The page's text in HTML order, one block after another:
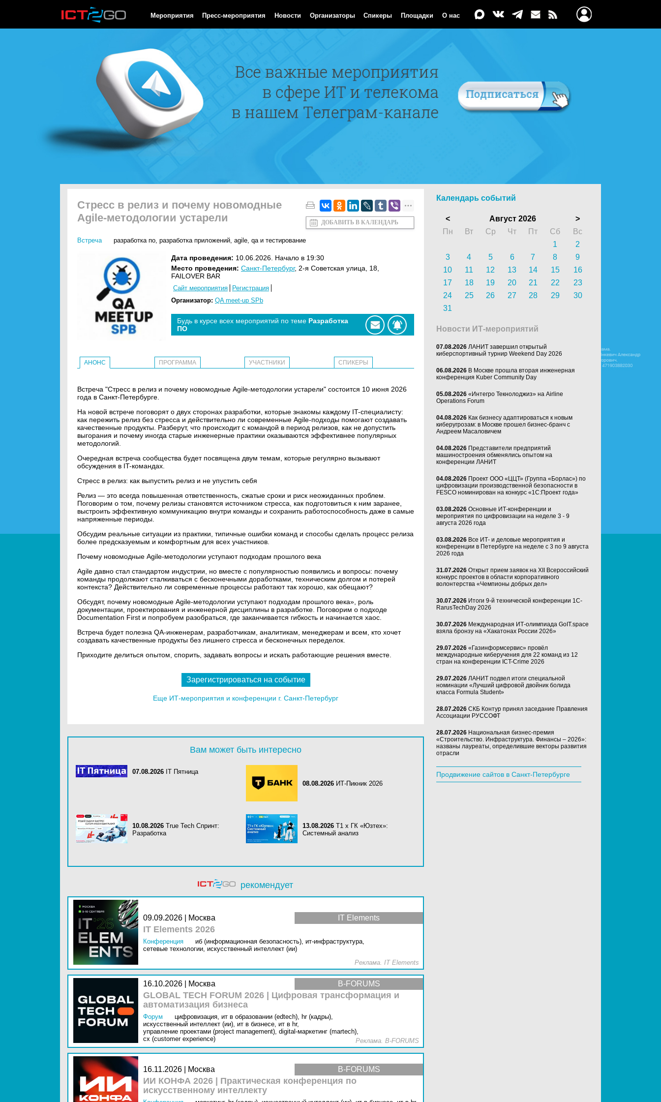
Мероприятия Пресс-мероприятия Новости Организаторы Спикеры Площадки О нас
Стресс в релиз и почему новомодные
Agile-методологии устарели
ДОБАВИТЬ В КАЛЕНДАРЬ
Встреча разработка по, разработка приложений, agile, qa и тестирование
Дата проведения: 10.06.2026. Начало в 19:30
Место проведения: Санкт-Петербург, 2-я Советская улица, 18,
FAILOVER BAR
Сайт мероприятия
Регистрация
Организатор: QA meet-up SPb
Будь в курсе всех мероприятий по теме Разработка
ПО
АНОНС ПРОГРАММА УЧАСТНИКИ СПИКЕРЫ
Встреча "Стресс в релиз и почему новомодные Agile-методологии устарели" состоится 10 июня 2026
года в Санкт-Петербурге.
На новой встрече поговорят о двух сторонах разработки, которые знакомы каждому IT-специалисту:
как пережить релиз без стресса и действительно ли современные Agile-подходы помогают создавать
качественные продукты. Разберут, что происходит с командой в период релизов, как не допустить
выгорания и почему иногда старые инженерные практики оказываются эффективнее популярных
методологий.
Очередная встреча сообщества будет посвящена двум темам, которые регулярно вызывают
обсуждения в IT-командах.
Стресс в релиз: как выпустить релиз и не упустить себя
Релиз — это всегда повышенная ответственность, сжатые сроки и риск неожиданных проблем.
Поговорим о том, почему релизы становятся источником стресса, как подготовиться к ним заранее,
выстроить эффективную коммуникацию внутри команды и сохранить работоспособность даже в самые
напряженные периоды.
Обсудим реальные ситуации из практики, типичные ошибки команд и способы сделать процесс релиза
более предсказуемым и комфортным для всех участников.
Почему новомодные Agile-методологии уступают подходам прошлого века
Agile давно стал стандартом индустрии, но вместе с популярностью появились и вопросы: почему
команды продолжают сталкиваться с бесконечными доработками, техническим долгом и потерей
контекста? Действительно ли современные процессы работают так хорошо, как обещают?
Обсудят, почему новомодные Agile-методологии уступают подходам прошлого века», роль
документации, проектирования и инженерной дисциплины в разработке. Поговорим о подходе
Documentation First и попробуем разобраться, где заканчивается гибкость и начинается хаос.
Встреча будет полезна QA-инженерам, разработчикам, аналитикам, менеджерам и всем, кто хочет
создавать качественные продукты без лишнего стресса и бесконечных переделок.
Приходите делиться опытом, спорить, задавать вопросы и искать работающие решения вместе.
Зарегистрироваться на событие
Еще ИТ-мероприятия и конференции г. Санкт-Петербург
Вам может быть интересно
07.08.2026 IT Пятница
08.08.2026 ИТ-Пикник 2026
10.08.2026 True Tech Спринт:
Разработка
13.08.2026 Т1 x ГК «Юзтех»:
Системный анализ
рекомендует
IT Elements
09.09.2026 | Москва
IT Elements 2026
Конференция иб (информационная безопасность), ит-инфраструктура,
сетевые технологии, искусственный интеллект (ии)
Реклама. IT Elements
B-FORUMS
16.10.2026 | Москва
GLOBAL TECH FORUM 2026 | Цифровая трансформация и
автоматизация бизнеса
Форум цифровизация, ит в образовании (edtech), hr (кадры),
искусственный интеллект (ии), ит в бизнесе, ит в hr,
управление проектами (project management), digital-маркетинг (martech),
cx (customer experience)
Реклама. B-FORUMS
B-FORUMS
16.11.2026 | Москва
ИИ КОНФА 2026 | Практическая конференция по
искусственному интеллекту
Календарь событий
< Август 2026
>
Пн
Вт Ср Чт Пт Сб
Вс
1
2
3
4 5 6 7 8
9
10
11 12 13 14 15
16
17
18 19 20 21 22
23
24
25 26 27 28 29
30
31
Новости ИТ-мероприятий
07.08.2026 ЛАНИТ завершил открытый
киберспортивный турнир Weekend Day 2026
06.08.2026 В Москве прошла вторая инженерная
конференция Kuber Community Day
05.08.2026 «Интегро Текнолоджиз» на Airline
Operations Forum
04.08.2026 Как бизнесу адаптироваться к новым
киберугрозам: в Москве прошел бизнес-бранч с
Андреем Масаловичем
04.08.2026 Представители предприятий
машиностроения обменялись опытом на
конференции ЛАНИТ
04.08.2026 Проект ООО «ЦЦТ» (Группа «Борлас») по
цифровизации производственной безопасности в
FESCO номинирован на конкурс «1С:Проект года»
03.08.2026 Основные ИТ-конференции и
мероприятия по цифровизации на неделе 3 - 9
августа 2026 года
03.08.2026 Все ИТ- и деловые мероприятия и
конференции в Петербурге на неделе с 3 по 9 августа
2026 года
31.07.2026 Открыт прием заявок на XII Всероссийский
конкурс проектов в области корпоративного
волонтерства «Чемпионы добрых дел»
30.07.2026 Итоги 9-й технической конференции 1C-
RarusTechDay 2026
30.07.2026 Международная ИТ-олимпиада GoIT.space
взяла бронзу на «Хакатонах России 2026»
29.07.2026 «Газинформсервис» провёл
международные киберучения для 22 команд из 12
стран на конференции ICT-Crime 2026
29.07.2026 ЛАНИТ подвел итоги специальной
номинации «Лучший цифровой двойник болида
класса Formula Student»
28.07.2026 СКБ Контур принял заседание Правления
Ассоциации РУССОФТ
28.07.2026 Национальная бизнес-премия
«Строительство. Инфраструктура. Финансы – 2026»:
названы лауреаты, определившие векторы развития
отрасли
Продвижение сайтов в Санкт-Петербурге